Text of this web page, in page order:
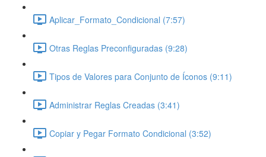
Aplicar_Formato_Condicional (7:57)
Otras Reglas Preconfiguradas (9:28)
Tipos de Valores para Conjunto de Íconos (9:11)
Administrar Reglas Creadas (3:41)
Copiar y Pegar Formato Condicional (3:52)